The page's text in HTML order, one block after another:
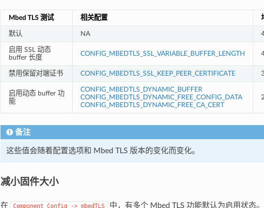
Mbed TLS 测试 相关配置
默认 NA
启用 SSL 动态
buffer 长度
CONFIG_MBEDTLS_SSL_VARIABLE_BUFFER_LENGTH
禁用保留对端证书 CONFIG_MBEDTLS_SSL_KEEP_PEER_CERTIFICATE
启用动态 buffer 功
能
CONFIG_MBEDTLS_DYNAMIC_BUFFER
CONFIG_MBEDTLS_DYNAMIC_FREE_CONFIG_DATA
CONFIG_MBEDTLS_DYNAMIC_FREE_CA_CERT
备注
这些值会随着配置选项和 Mbed TLS 版本的变化而变化。
减小固件大小
在 Component Config -> mbedTLS 中，有多个 Mbed TLS 功能默认为启用状态